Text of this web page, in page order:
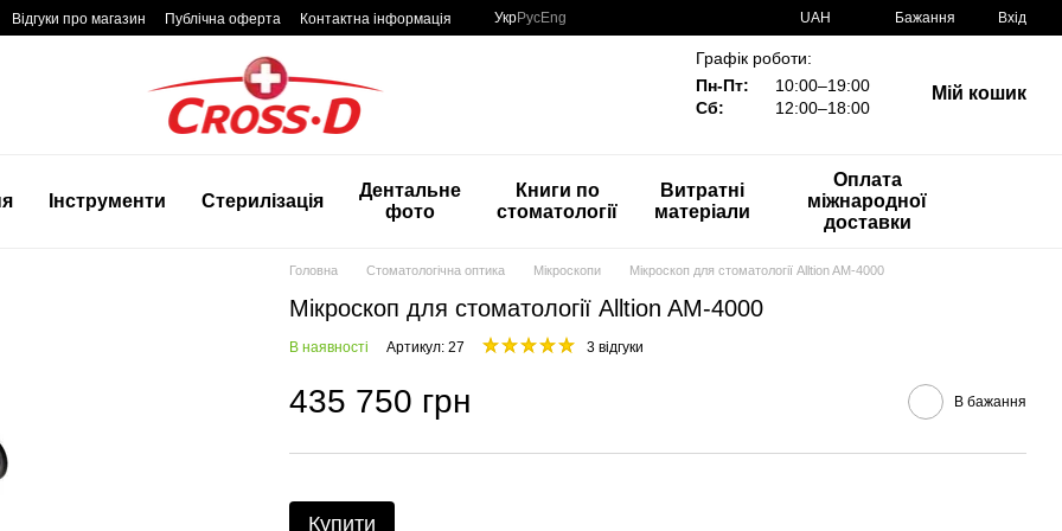
Відгуки про магазин Публічна оферта Контактна інформація УкрРусEng UAH Бажання Вхід
Графік роботи:
Пн-Пт:
10:00–19:00
Сб:
12:00–18:00
Мій кошик
Інструменти Стерилізація
Дентальне
фото
Книги по
стоматології
Витратні
матеріали
Оплата
міжнародної
доставки
Головна Стоматологічна оптика Мікроскопи Мікроскоп для стоматології Alltion AM-4000
Мікроскоп для стоматології Alltion AM-4000
В наявності Артикул: 27 3 відгуки
435 750 грн В бажання
Купити